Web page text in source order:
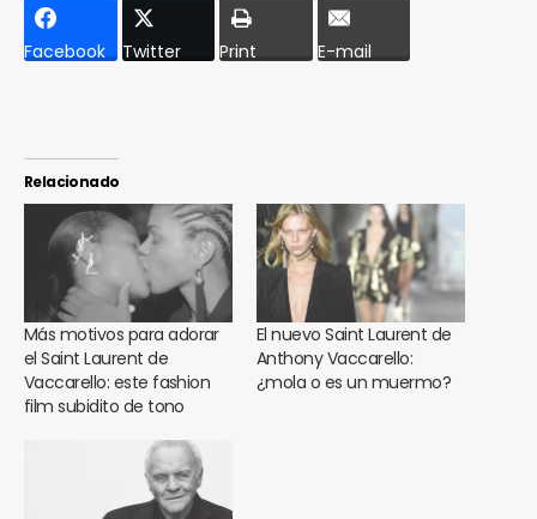
Facebook Twitter Print E-mail
Relacionado
Más motivos para adorar
el Saint Laurent de
Vaccarello: este fashion
film subidito de tono
El nuevo Saint Laurent de
Anthony Vaccarello:
¿mola o es un muermo?